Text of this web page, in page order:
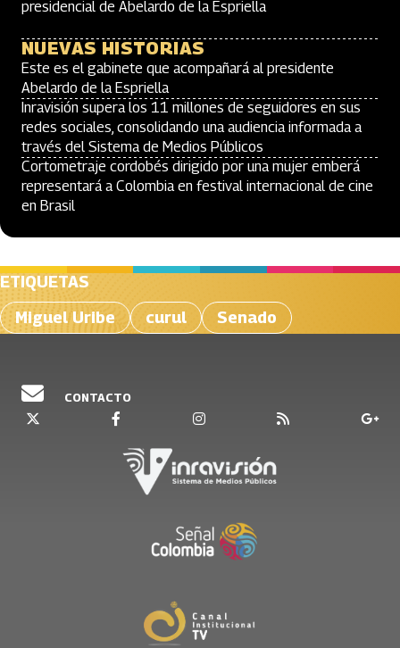
presidencial de Abelardo de la Espriella
NUEVAS HISTORIAS
Este es el gabinete que acompañará al presidente
Abelardo de la Espriella
Inravisión supera los 11 millones de seguidores en sus
redes sociales, consolidando una audiencia informada a
través del Sistema de Medios Públicos
Cortometraje cordobés dirigido por una mujer emberá
representará a Colombia en festival internacional de cine
en Brasil
ETIQUETAS
Miguel Uribe
curul Senado
CONTACTO